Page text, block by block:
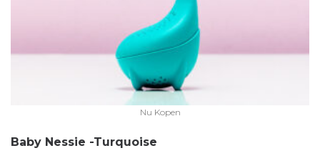
Nu Kopen
Baby Nessie -Turquoise